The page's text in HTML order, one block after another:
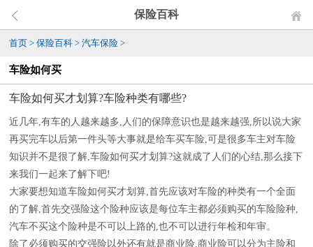
保险百科
首页 > 保险百科 > 汽车保险 >
车险如何买
车险如何买才划算?车险种类有哪些?
近几年,有车的人越来越多,人们的保障意识也是越来越强,所以说大家
再买完车以后第一件头等大事就是给车买车险,可是很多车主对车险
知识并不是很了解,车险如何买才划算?这就成了人们的心结,那么接下
来我们一起来了解下吧!
大家要想知道车险如何买才划算,首先应该对车险的种类有一个全面
的了解,首先交强险这个险种应该是每位车主都必须购买的车险险种,
汽车不买这个险种是不可以上路的,也不可以进行年检和年审。
除了必须购买的交强险以外还有就是商业险,商业险可以分为主险和